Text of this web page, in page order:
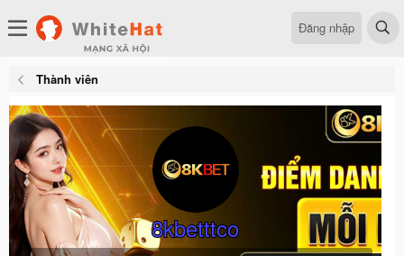
Đăng nhập
Thành viên
8kbetttco